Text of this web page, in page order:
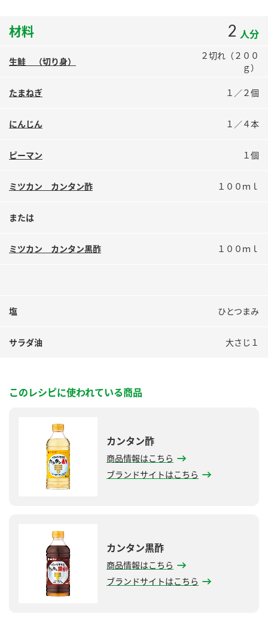
納豆の豆知識
ロングセラー商品 ＋ おすすめレシピ
ミツカン公式通販
材料 2 人分
生鮭 （切り身）
２切れ（２００
ｇ）
たまねぎ １／２個
にんじん １／４本
ピーマン １個
ミツカン カンタン酢 １００ｍｌ
または
ミツカン カンタン黒酢 １００ｍｌ
塩 ひとつまみ
サラダ油 大さじ１
このレシピに使われている商品
カンタン酢
商品情報はこちら
ブランドサイトはこちら
カンタン黒酢
商品情報はこちら
ブランドサイトはこちら